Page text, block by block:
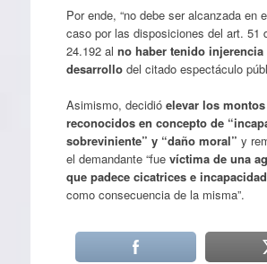
Por ende, “no debe ser alcanzada en
caso por las disposiciones del art. 51
24.192 al no haber tenido injerencia
desarrollo del citado espectáculo
Asimismo, decidió elevar los montos
reconocidos en concepto de
sobreviniente” y “daño moral” y
el demandante “fue víctima de una
que padece cicatrices e
como consecuencia de la misma”.